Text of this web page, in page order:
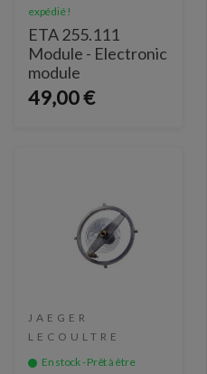
expédié !
ETA 255.111
Module - Electronic
module
49,00 €
JAEGER
LECOULTRE
En stock - Prêt à être